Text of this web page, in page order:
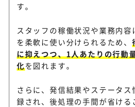
す。
スタッフの稼働状況や業務内
を柔軟に使い分けられるため、
に抑えつつ、1人あたりの行動
化を図れます。
さらに、発信結果やステータ
録され、後処理の手間が省ける